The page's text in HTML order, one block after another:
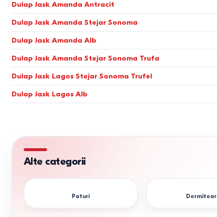
alb/wenge
gri inchis
alb/antracit
nuc/antracit
stejar safir/antracit
La alegerea mobilierului în Moldova, factorul cheie este
Ecologie.Conținutul scăzut de formaldehidă face aceste
Durabilitate.
Dotări.Sistemele moderne de depozitare includ pantografe
Selectarea dulapului în funcție
Seria 143 / MS (Hol)
Hrușciovka (Dormitor)
Bloc Nou (Garderobă)
Cehka (Living)
Dulap Jask Amanda Antracit
Dulap Jask Amanda Stejar Sonoma
Dulap Jask Amanda Alb
Dulap Jask Amanda Stejar Sonoma Trufa
Dulap Jask Lagos Stejar Sonoma Trufel
Dulap Jask Lagos Alb
Alte categorii
Paturi